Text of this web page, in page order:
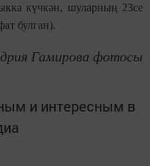
күчкән, шуларның 23се
булган).
Гамирова фотосы
и интересным в